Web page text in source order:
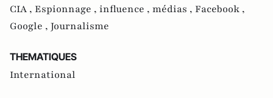
CIA , Espionnage , influence , médias , Facebook ,
Google , Journalisme
THEMATIQUES
International